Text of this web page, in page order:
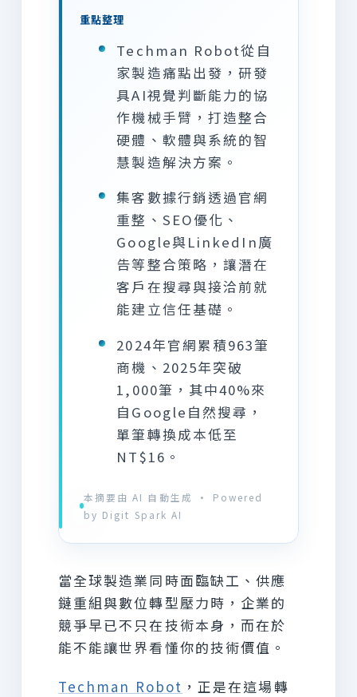
重點整理
Techman Robot從自
家製造痛點出發，研發
具AI視覺判斷能力的協
作機械手臂，打造整合
硬體、軟體與系統的智
慧製造解決方案。
集客數據行銷透過官網
重整、SEO優化、
Google與LinkedIn廣
告等整合策略，讓潛在
客戶在搜尋與接洽前就
能建立信任基礎。
2024年官網累積963筆
商機、2025年突破
1,000筆，其中40%來
自Google自然搜尋，
單筆轉換成本低至
NT$16。
本摘要由 AI 自動生成 · Powered
by Digit Spark AI
當全球製造業同時面臨缺工、供應
鏈重組與數位轉型壓力時，企業的
競爭早已不只在技術本身，而在於
能不能讓世界看懂你的技術價值。
Techman Robot ，正是在這場轉